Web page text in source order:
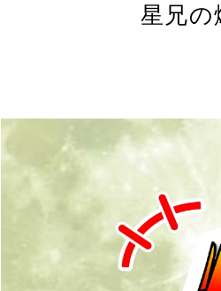
星兄の